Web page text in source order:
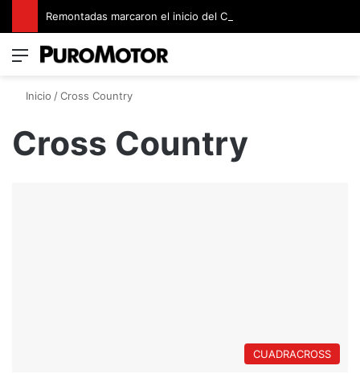
Menú
Inicio /Cross Country
Cross Country
CUADRACROSS